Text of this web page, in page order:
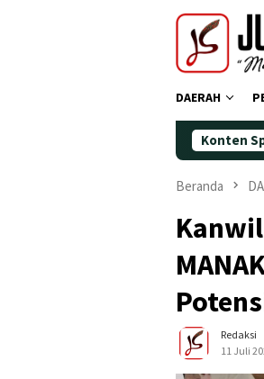
DAERAH
Konten
Beranda
Redaksi
11 Juli